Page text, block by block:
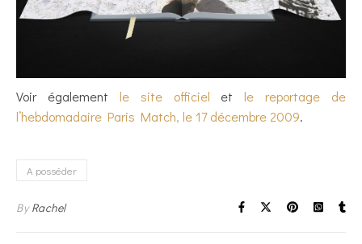
Voir également le site officiel etle reportage de
l’hebdomadaire Paris Match, le 17 décembre 2009.
A posséder
ByRachel